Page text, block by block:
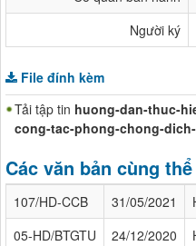
Người ký
File đính kèm
Tải tập tin huong-dan-thuc-
cong-tac-phong-chong-
Các văn bản cùng
107/HD-CCB 31/05/2021
05-HD/BTGTU
24/12/2020